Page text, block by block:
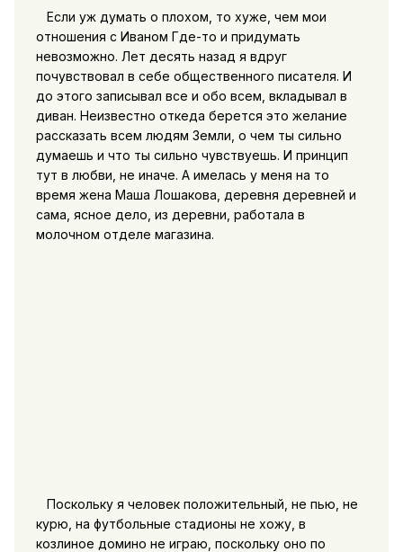
Если уж думать о плохом, то хуже, чем мои
отношения с Иваном Где-то и придумать
невозможно. Лет десять назад я вдруг
почувствовал в себе общественного писателя. И
до этого записывал все и обо всем, вкладывал в
диван. Неизвестно откеда берется это желание
рассказать всем людям Земли, о чем ты сильно
думаешь и что ты сильно чувствуешь. И принцип
тут в любви, не иначе. А имелась у меня на то
время жена Маша Лошакова, деревня деревней и
сама, ясное дело, из деревни, работала в
молочном отделе магазина.
Поскольку я человек положительный, не пью, не
курю, на футбольные стадионы не хожу, в
козлиное домино не играю, поскольку оно по